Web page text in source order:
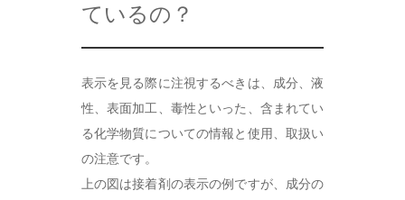
ているの？
表示を見る際に注視するべきは、成分、液
性、表面加工、毒性といった、含まれてい
る化学物質についての情報と使用、取扱い
の注意です。
上の図は接着剤の表示の例ですが、成分の